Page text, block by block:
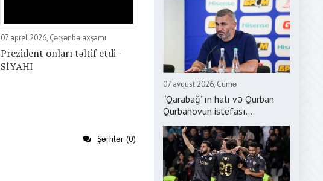
07 aprel 2026, Çərşənbə axşamı
Prezident onları təltif etdi -
SİYAHI
Şərhlər (0)
07 avqust 2026, Cümə
“Qarabağ”ın halı və Qurban
Qurbanovun istefası...